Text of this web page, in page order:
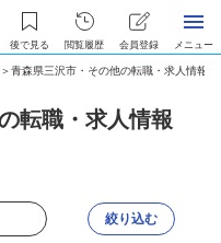
後で見る 閲覧履歴 会員登録 メニュー
＞青森県三沢市・その他の転職・求人情報
転職・求人情報
絞り込む